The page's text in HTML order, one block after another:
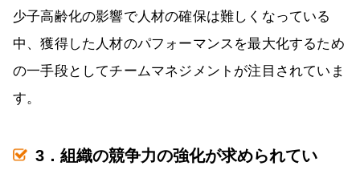
少子高齢化の影響で人材の確保は難しくなっている
中、獲得した人材のパフォーマンスを最大化するため
の一手段としてチームマネジメントが注目されていま
す。
3．組織の競争力の強化が求められてい